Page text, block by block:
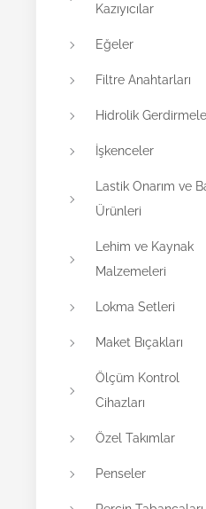
Kazıyıcılar
Eğeler
Filtre Anahtarları
Hidrolik
İşkenceler
Lastik Onarım ve
Ürünleri
Lehim ve Kaynak
Malzemeleri
Lokma Setleri
Maket Bıçakları
Ölçüm Kontrol
Cihazları
Özel Takımlar
Penseler